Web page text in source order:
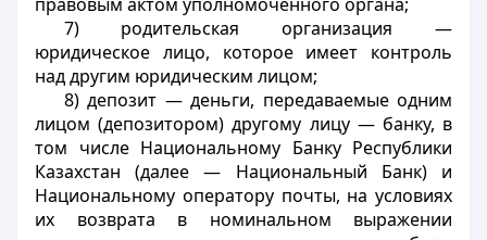
7) родительская организация —
юридическое лицо, которое имеет контроль
над другим юридическим лицом;
8) депозит — деньги, передаваемые одним
лицом (депозитором) другому лицу — банку, в
том числе Национальному Банку Республики
Казахстан (далее — Национальный Банк) и
Национальному оператору почты, на условиях
их возврата в номинальном выражении